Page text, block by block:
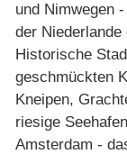
und Nimwegen
der Niederlande
Historische
geschmückten
Kneipen,
riesige
Amsterdam -